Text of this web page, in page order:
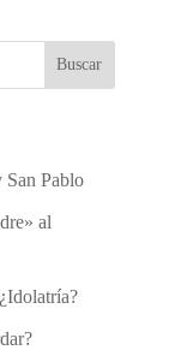
Buscar
San Pablo
al